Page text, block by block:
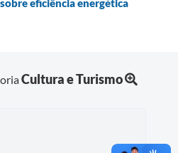
Cultura e Turismo